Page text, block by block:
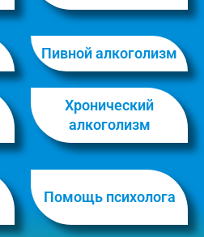
Пивной алкоголизм
Хронический
алкоголизм
Помощь психолога